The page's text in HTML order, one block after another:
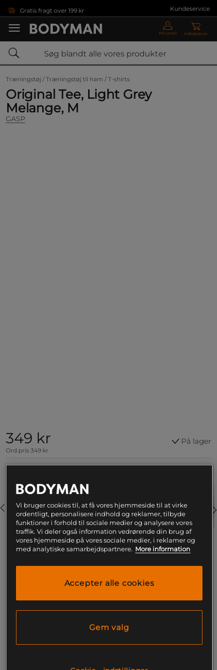
Gratis fragt over 199 kr Kundeservice
Min profil Indkøbskurv
Træningstøj / Træningstøj til ham / T-shirts
Original Tee, Light Grey
Melange, M
GASP
349 kr
Ord.pris 349 kr
På lager
retur
Original Tee – Behagelig t-shirt fra GASP med en blød
Vi bruger cookies til, at få vores hjemmeside til at virke
ordentligt, personalisere indhold og reklamer, tilbyde
funktioner i forhold til sociale medier og analysere vores
traffik. Vi deler også information vedrørende din brug af
vores hjemmeside på vores sociale medier, i reklamer og
med analytiske samarbejdspartnere. More information
Accepter alle cookies
Gem valg